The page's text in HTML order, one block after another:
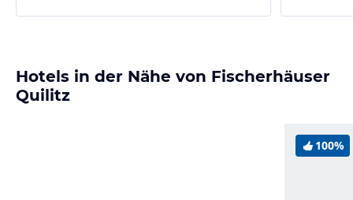
Hotels in der Nähe von Fischerhäuser
Quilitz
100%